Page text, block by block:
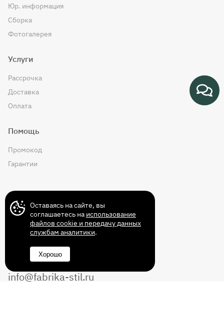
Юр. информация
Сборка
Фотогалерея
Услуги
Рассрочка
Доставка
Оплата
Помощь
Промокод
Гарантии
Контакты
+7 (499) 372-43-72
8 (800) 350-14-70
info@fabrika-stil.ru
Оставаясь на сайте, вы
соглашаетесь на использование
файлов cookie и передачу данных
службам аналитики.
Хорошо